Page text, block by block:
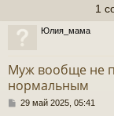
1
Юлия_мама
Муж вообще не
нормальным
С29 май 2025, 05:41